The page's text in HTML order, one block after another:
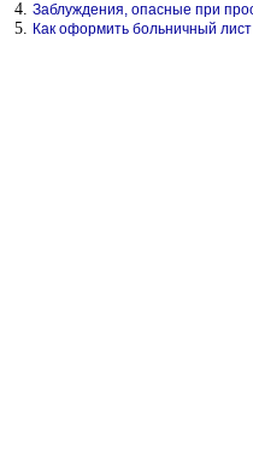
Заблуждения, опасные при
Как оформить больничный лист